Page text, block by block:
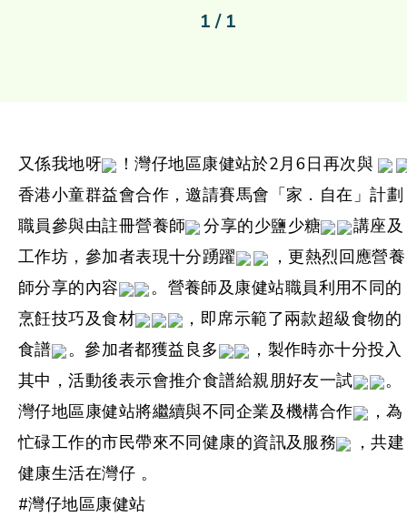
1 / 1
又係我地呀
！灣仔地區康健站於2月6日再次與
香港小童群益會合作，邀請賽馬會「家．自在」計劃
職員參與由註冊營養師
分享的少鹽少糖
講座及
工作坊，參加者表現十分踴躍
，更熱烈回應營養
師分享的內容
。營養師及康健站職員利用不同的
烹飪技巧及食材
，即席示範了兩款超級食物的
食譜
。參加者都獲益良多
，製作時亦十分投入
其中，活動後表示會推介食譜給親朋好友一試
。
灣仔地區康健站將繼續與不同企業及機構合作
，為
忙碌工作的市民帶來不同健康的資訊及服務
，共建
健康生活在灣仔 。
#灣仔地區康健站